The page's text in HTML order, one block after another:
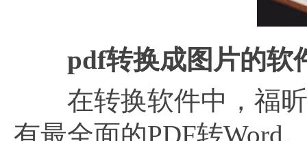
pdf转换成图片的软
在转换软件中，福昕
有最全面的PDF转Word